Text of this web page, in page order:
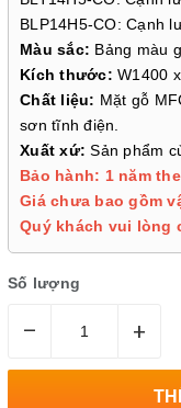
BLP14H5-CO: Cạnh
Màu sắc: Bảng màu
Kích thước: W1400
Chất liệu: Mặt gỗ
sơn tĩnh điện.
Xuất xứ: Sản phẩm
Bảo hành: 1 năm
Giá chưa bao gồm
Quý khách vui lòng
Số lượng
– +